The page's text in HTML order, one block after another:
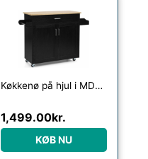
Køkkenø på hjul i MDF og hårdtræ H85 x B90 – 116 x D40 cm – Sort/Natur
1,499.00kr.
KØB NU